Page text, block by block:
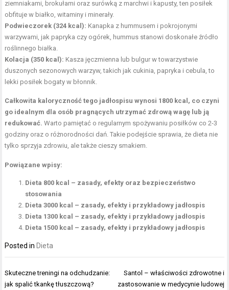
ziemniakami, brokułami oraz surówką z marchwi i kapusty, ten posiłek
obfituje w białko, witaminy i minerały.
Podwieczorek (324 kcal): Kanapka z hummusem i pokrojonymi
warzywami, jak papryka czy ogórek, hummus stanowi doskonałe źródło
roślinnego białka.
Kolacja (350 kcal): Kasza jęczmienna lub bulgur w towarzystwie
duszonych sezonowych warzyw, takich jak cukinia, papryka i cebula, to
lekki posiłek bogaty w błonnik.
Całkowita kaloryczność tego jadłospisu wynosi 1800 kcal, co czyni
go idealnym dla osób pragnących utrzymać zdrową wagę lub ją
redukować. Warto pamiętać o regularnym spożywaniu posiłków co 2-3
godziny oraz o różnorodności dań. Takie podejście sprawia, że dieta nie
tylko sprzyja zdrowiu, ale także cieszy smakiem.
Powiązane wpisy:
Dieta 800 kcal – zasady, efekty oraz bezpieczeństwo
stosowania
Dieta 3000 kcal – zasady, efekty i przykładowy jadłospis
Dieta 1300 kcal – zasady, efekty i przykładowy jadłospis
Dieta 1500 kcal – zasady, efekty i przykładowy jadłospis
Posted in Dieta
Nawigacja
wpisu
Skuteczne treningi na odchudzanie:
jak spalić tkankę tłuszczową?
Santol – właściwości zdrowotne i
zastosowanie w medycynie ludowej